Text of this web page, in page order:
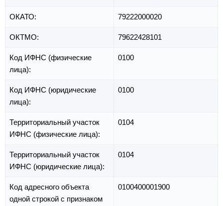
ОКАТО: 79222000020
ОКТМО: 79622428101
Код ИФНС (физические
лица):
0100
Код ИФНС (юридические
лица):
0100
Территориальный участок
ИФНС (физические лица):
0104
Территориальный участок
ИФНС (юридические лица):
0104
Код адресного объекта
одной строкой с признаком
0100400001900